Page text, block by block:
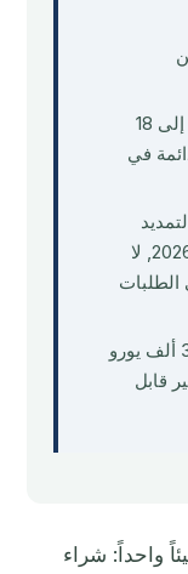
معالجة AIMA من 12 إلى 18
في
المقترح إلى 10 سنوات في 17 أبريل 2026, لا
الطلبات
يوفر 250-300 ألف يورو
قابل
واحداً: شراء